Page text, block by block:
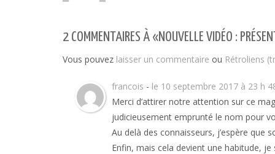
2 COMMENTAIRES À «NOUVELLE VIDÉO :
Vous pouvez laisser un commentaire ou Rétroliens
francois - le 10 septembre 2017 à 23 h
Merci d’attirer notre attention sur ce
judicieusement emprunté le nom pour
Au delà des connaisseurs, j’espère que
Enfin, mais cela devient une habitude,